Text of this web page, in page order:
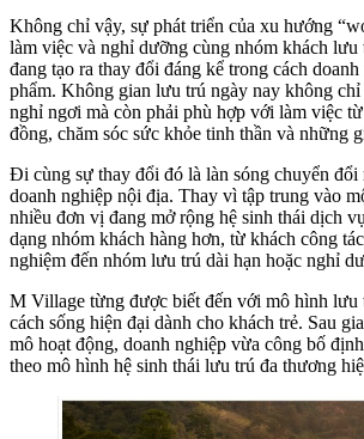
Không chỉ vậy, sự phát triển của xu hướng
làm việc và nghỉ dưỡng cùng nhóm khách lưu
đang tạo ra thay đổi đáng kể trong cách
phẩm. Không gian lưu trú ngày nay không chỉ
nghỉ ngơi mà còn phải phù hợp với làm việc
đồng, chăm sóc sức khỏe tinh thần và những
Đi cùng sự thay đổi đó là làn sóng chuyển đổi
doanh nghiệp nội địa. Thay vì tập trung vào
nhiều đơn vị đang mở rộng hệ sinh thái dịch
dạng nhóm khách hàng hơn, từ khách công
nghiệm đến nhóm lưu trú dài hạn hoặc nghỉ
M Village từng được biết đến với mô hình lưu
cách sống hiện đại dành cho khách trẻ. Sau
mô hoạt động, doanh nghiệp vừa công bố
theo mô hình hệ sinh thái lưu trú đa thương